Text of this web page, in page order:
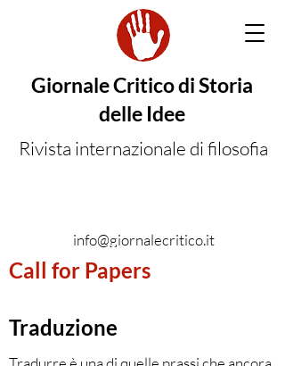
Giornale Critico di Storia
delle Idee
Rivista internazionale di filosofia
info@giornalecritico.it
Call for Papers
Traduzione